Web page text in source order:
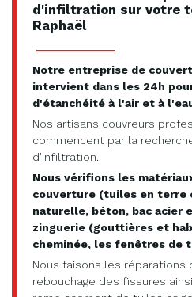
d'infiltration sur votre
Raphaël
Notre entreprise de
intervient dans les 24h
d'étanchéité à l'air et à
Nos artisans couvreurs
commencent par la
d'infiltration.
Nous vérifions les
couverture (tuiles en terre
naturelle, béton, bac acier
zinguerie (gouttières et
cheminée, les fenêtres de
Nous faisons les réparations
rebouchage des fissures